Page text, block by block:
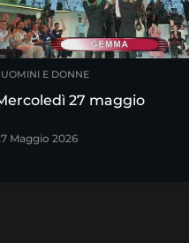
UOMINI E DONNE
27 maggio
Maggio 2026